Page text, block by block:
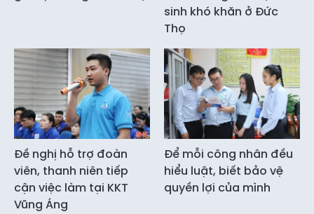
sinh khó khăn ở Đức
Thọ
Đề nghị hỗ trợ đoàn
viên, thanh niên tiếp
cận việc làm tại KKT
Vũng Áng
Để mỗi công nhân đều
hiểu luật, biết bảo vệ
quyền lợi của mình